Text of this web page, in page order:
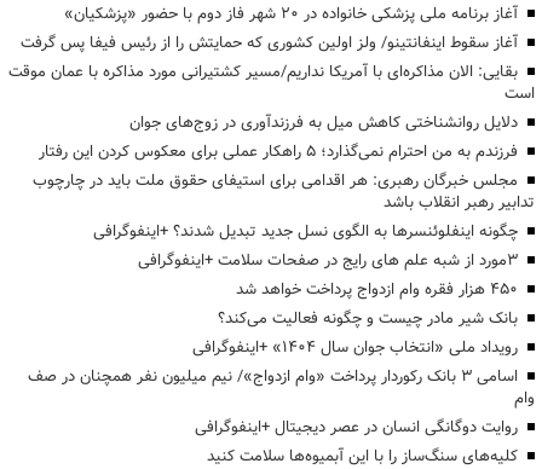
آغاز برنامه ملی پزشکی خانواده در ۲۰ شهر فاز دوم با حضور «پزشکیان»
آغاز سقوط اینفانتینو/ ولز اولین کشوری که حمایتش را از رئیس فیفا پس گرفت
بقایی: الان مذاکره‌ای با آمریکا نداریم/مسیر کشتیرانی مورد مذاکره با عمان موقت
است
دلایل روانشناختی کاهش میل به فرزندآوری در زوج‌های جوان
فرزندم به من احترام نمی‌گذارد؛ ۵ راهکار عملی برای معکوس کردن این رفتار
مجلس خبرگان رهبری: هر اقدامی برای استیفای حقوق ملت باید در چارچوب
تدابیر رهبر انقلاب باشد
چگونه اینفلوئنسرها به الگوی نسل جدید تبدیل شدند؟ +اینفوگرافی
3مورد از شبه علم های رایج در صفحات سلامت +اینفوگرافی
۴۵۰ هزار فقره وام ازدواج پرداخت خواهد شد
بانک شیر مادر چیست و چگونه فعالیت می‌کند؟
رویداد ملی «انتخاب جوان سال ۱۴۰۴» +اینفوگرافی
اسامی ۳ بانک رکوردار پرداخت «وام ازدواج»/ نیم میلیون نفر همچنان در صف
وام
روایت دوگانگی انسان در عصر دیجیتال +اینفوگرافی
کلیه‌های سنگ‌ساز را با این آبمیوه‌ها سلامت کنید